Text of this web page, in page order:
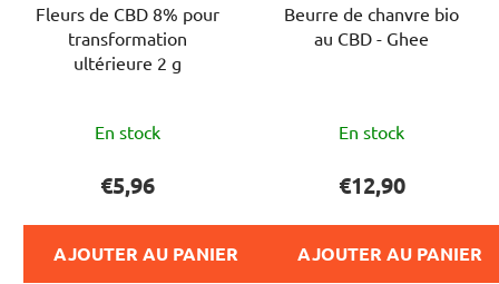
Fleurs de CBD 8% pour
transformation
ultérieure 2 g
moyenne
produit
est
de
En stock
€5,96
AJOUTER AU PANIER
Beurre de chanvre bio
au CBD - Ghee
moyenne
produit
est
de
En stock
€12,90
AJOUTER AU PANIER